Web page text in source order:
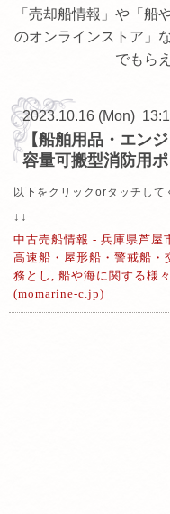
「売却船情報」や「船
のオンラインストア」
でもら
2023.10.16 (Mon)
【船舶用品・エン
容量可搬型消防用
以下をクリックorタッチして
↓↓
中古売船情報 - 兵庫県芦屋
高速船・屋形船・警戒船・
務とし, 船や海に関する様
(momarine-c.jp)